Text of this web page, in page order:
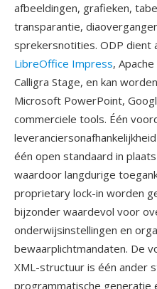
afbeeldingen, grafieken,
transparantie,
sprekersnotities. ODP dient
LibreOffice Impress,
Calligra Stage, en kan
Microsoft PowerPoint,
commerciele tools. Één
één open standaard in
waardoor langdurige
proprietary lock-in worden
bijzonder waardevol voor
onderwijsinstellingen en
bewaarplichtmandaten. De
XML-structuur is één ander
programmatische generatie